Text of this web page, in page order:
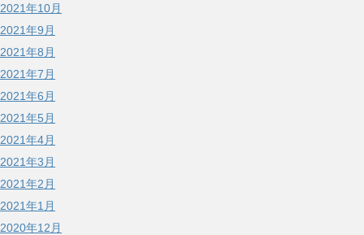
2021年10月
2021年9月
2021年8月
2021年7月
2021年6月
2021年5月
2021年4月
2021年3月
2021年2月
2021年1月
2020年12月